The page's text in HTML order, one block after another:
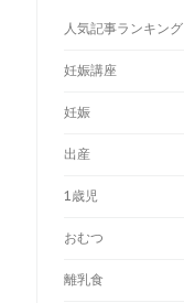
人気記事ランキング
妊娠講座
妊娠
出産
1歳児
おむつ
離乳食